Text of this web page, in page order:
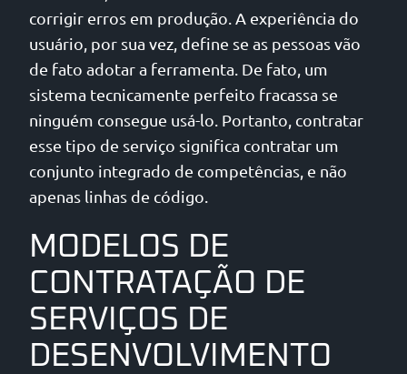
corrigir erros em produção. A experiência do
usuário, por sua vez, define se as pessoas vão
de fato adotar a ferramenta. De fato, um
sistema tecnicamente perfeito fracassa se
ninguém consegue usá-lo. Portanto, contratar
esse tipo de serviço significa contratar um
conjunto integrado de competências, e não
apenas linhas de código.
MODELOS DE
CONTRATAÇÃO DE
SERVIÇOS DE
DESENVOLVIMENTO